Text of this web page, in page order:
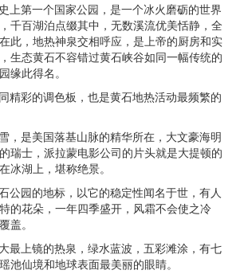
上第一个国家公园，是一个冰火磨砺的世界
千百湖泊点缀其中，无数溪流优美恬静，全
此，地热神泉交相呼应，是上帝的厨房和实
生态黄石不容错过黄石峡谷如同一幅传统的
缘此得名。
精彩的调色板，也是黄石地热活动最频繁的
，是美国落基山脉的精华所在，大文豪海明
瑞士，派拉蒙电影公司的片头就是大提顿的
冰湖上，堪称绝景。
公园的地标，以它的稳定性闻名于世，有人
的花朵，一年四季盛开，风霜不会使之冷
盖。
最上镜的热泉，绿水蓝波，五彩滩涂，有七
池仙境和地球表面最美丽的眼睛。